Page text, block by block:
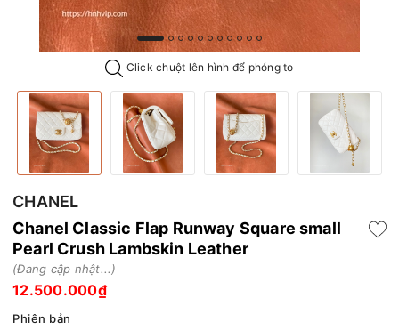
Click chuột lên hình để phóng to
CHANEL
Chanel Classic Flap Runway Square small
Pearl Crush Lambskin Leather
(Đang cập nhật...)
12.500.000₫
Phiên bản